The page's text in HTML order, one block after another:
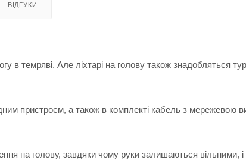
ВІДГУКИ
в темряві. Але ліхтарі на голову також знадобляться
пристроєм, а також в комплекті кабель з мережевою
на голову, завдяки чому руки залишаються вільними, і